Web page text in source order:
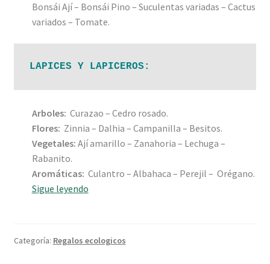
Bonsái Ají – Bonsái Pino – Suculentas variadas – Cactus
variados – Tomate.
LAPICES Y LAPICEROS:
Arboles: Curazao – Cedro rosado.
Flores: Zinnia – Dalhia – Campanilla – Besitos.
Vegetales: Ají amarillo – Zanahoria – Lechuga –
Rabanito.
Aromáticas: Culantro – Albahaca – Perejil – Orégano.
Sigue leyendoSemillas
Categoría: Regalos ecologicos